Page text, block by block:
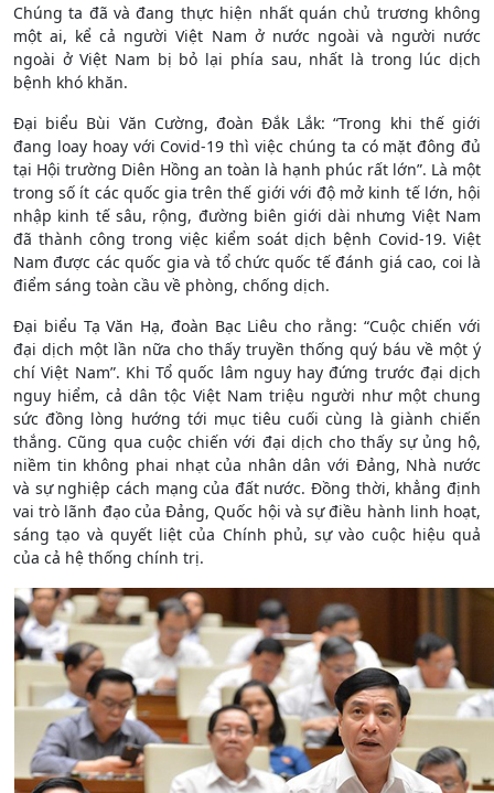
Chúng ta đã và đang thực hiện nhất quán chủ trương không
một ai, kể cả người Việt Nam ở nước ngoài và người nước
ngoài ở Việt Nam bị bỏ lại phía sau, nhất là trong lúc dịch
bệnh khó khăn.
Đại biểu Bùi Văn Cường, đoàn Đắk Lắk: “Trong khi thế giới
đang loay hoay với Covid-19 thì việc chúng ta có mặt đông đủ
tại Hội trường Diên Hồng an toàn là hạnh phúc rất lớn”. Là một
trong số ít các quốc gia trên thế giới với độ mở kinh tế lớn, hội
nhập kinh tế sâu, rộng, đường biên giới dài nhưng Việt Nam
đã thành công trong việc kiểm soát dịch bệnh Covid-19. Việt
Nam được các quốc gia và tổ chức quốc tế đánh giá cao, coi là
điểm sáng toàn cầu về phòng, chống dịch.
Đại biểu Tạ Văn Hạ, đoàn Bạc Liêu cho rằng: “Cuộc chiến với
đại dịch một lần nữa cho thấy truyền thống quý báu về một ý
chí Việt Nam”. Khi Tổ quốc lâm nguy hay đứng trước đại dịch
nguy hiểm, cả dân tộc Việt Nam triệu người như một chung
sức đồng lòng hướng tới mục tiêu cuối cùng là giành chiến
thắng. Cũng qua cuộc chiến với đại dịch cho thấy sự ủng hộ,
niềm tin không phai nhạt của nhân dân với Đảng, Nhà nước
và sự nghiệp cách mạng của đất nước. Đồng thời, khẳng định
vai trò lãnh đạo của Đảng, Quốc hội và sự điều hành linh hoạt,
sáng tạo và quyết liệt của Chính phủ, sự vào cuộc hiệu quả
của cả hệ thống chính trị.